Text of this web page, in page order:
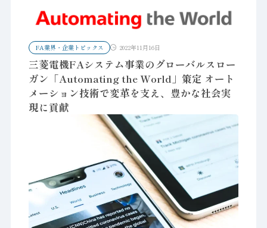
FA業界・企業トピックス 2022年11月16日
三菱電機FAシステム事業のグローバルスロー
ガン「Automating the World」策定 オート
メーション技術で変革を支え、豊かな社会実
現に貢献